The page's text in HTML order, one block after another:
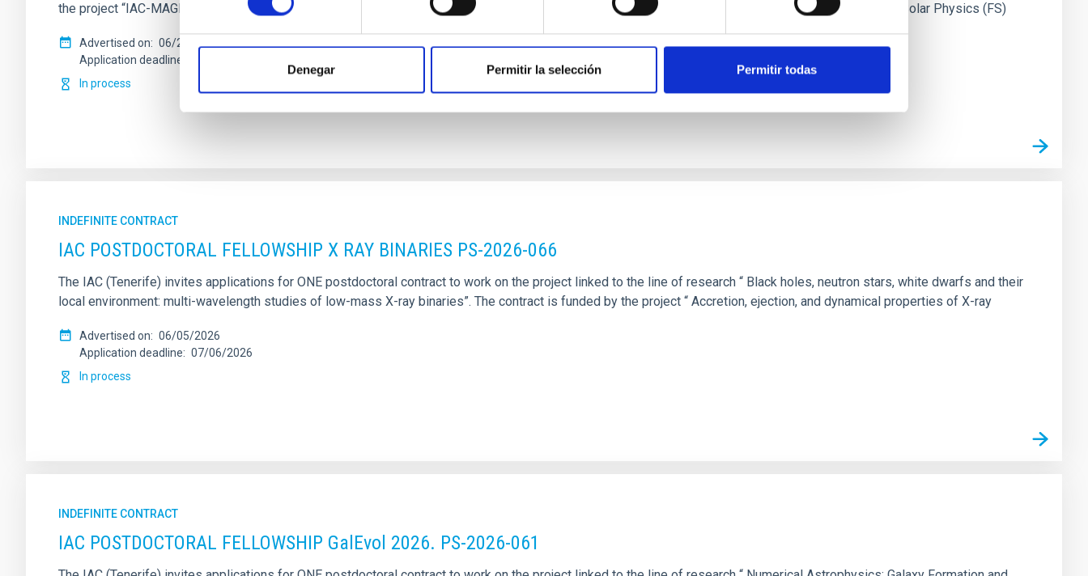
Denegar Permitir la selección Permitir todas
the project “IAC-MAGIC Agreement” ( P/300461 ), led by Dr. Mónica Vázquez Acosta. Research topics at the IAC include most areas of astrophysics: Solar Physics (FS)
Advertised on
06/29/2026
Application deadline
In process
INDEFINITE CONTRACT
IAC POSTDOCTORAL FELLOWSHIP X RAY BINARIES PS-2026-066
The IAC (Tenerife) invites applications for ONE postdoctoral contract to work on the project linked to the line of research “ Black holes, neutron stars, white dwarfs and their
local environment: multi-wavelength studies of low-mass X-ray binaries”. The contract is funded by the project “ Accretion, ejection, and dynamical properties of X-ray
Advertised on
06/05/2026
Application deadline
07/06/2026
In process
INDEFINITE CONTRACT
IAC POSTDOCTORAL FELLOWSHIP GalEvol 2026. PS-2026-061